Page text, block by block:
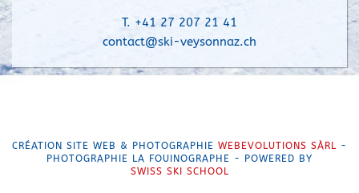
T. +41 27 207 21 41
contact@ski-veysonnaz.ch
CRÉATION SITE WEB & PHOTOGRAPHIE WEBEVOLUTIONS SÀRL -
PHOTOGRAPHIE LA FOUINOGRAPHE - POWERED BY
SWISS SKI SCHOOL